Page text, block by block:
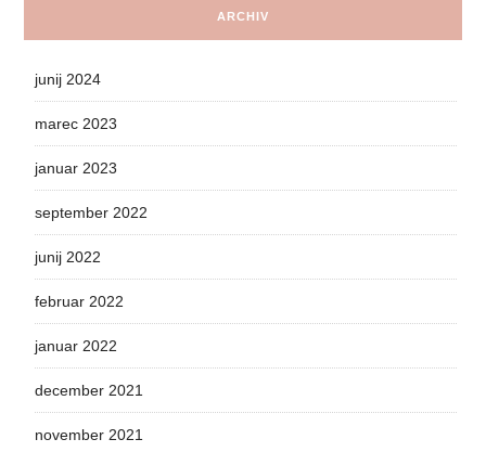
ARCHIV
junij 2024
marec 2023
januar 2023
september 2022
junij 2022
februar 2022
januar 2022
december 2021
november 2021